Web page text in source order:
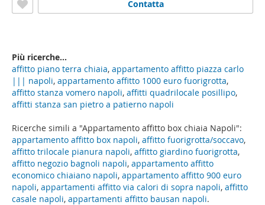
Ricerche simili a "Appartamento affitto box chiaia Napoli":
appartamento affitto box napoli, affitto fuorigrotta/soccavo,
affitto trilocale pianura napoli, affitto giardino fuorigrotta,
affitto negozio bagnoli napoli, appartamento affitto
economico chiaiano napoli, appartamento affitto 900 euro
napoli, appartamenti affitto via calori di sopra napoli, affitto
casale napoli, appartamenti affitto bausan napoli.
Contatta
Più ricerche...
affitto piano terra chiaia, appartamento affitto piazza carlo
||| napoli, appartamento affitto 1000 euro fuorigrotta,
affitto stanza vomero napoli, affitti quadrilocale posillipo,
affitti stanza san pietro a patierno napoli